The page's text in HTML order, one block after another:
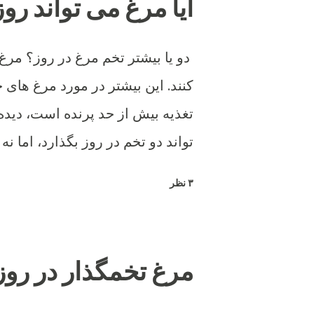
آیا مرغ می تواند روزی 2 تخم
دو یا بیشتر تخم مرغ در روز؟
کنند. این بیشتر در مورد مرغ های
تغذیه بیش از حد پرنده است،
تواند دو تخم در روز بگذارد، اما
۳ نظر
مرغ تخمگذار در